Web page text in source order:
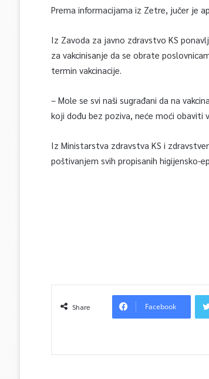
Prema informacijama iz Zetre, jučer je
Iz Zavoda za javno zdravstvo KS
za vakcinisanje da se obrate
termin vakcinacije.
– Mole se svi naši sugrađani da na
koji dođu bez poziva, neće moći obaviti
Iz Ministarstva zdravstva KS i
poštivanjem svih propisanih higijensko-
Share Facebook